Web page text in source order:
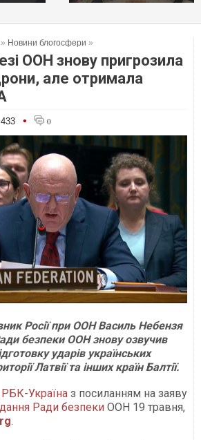
» Новини блогосфери »
ООН знову пригрозила
але отримала
433 • 0
Росії при ООН Василь Небензя
безпеки ООН знову озвучив
ударів українських
Латвії та інших країн Балтії.
РБК-Україна з посиланням на заяву
Ради безпеки ООН 19 травня,
.